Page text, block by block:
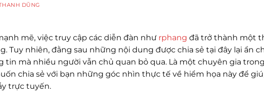
DŨNG
mẽ, việc truy cập các diễn đàn như rphang đã trở thành một
Tuy nhiên, đằng sau những nội dung được chia sẻ tại đây lại ẩn
tin mà nhiều người vẫn chủ quan bỏ qua. Là một chuyên gia
chia sẻ với bạn những góc nhìn thực tế về hiểm họa này để
trực tuyến.